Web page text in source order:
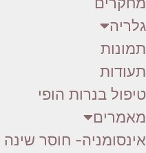
גלריה
תמונות
תעודות
טיפול בנרות הופי
מאמרים
אינסומניה- חוסר שינה